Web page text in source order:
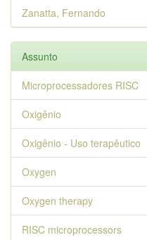
Zanatta, Fernando
Assunto
Microprocessadores RISC
Oxigênio
Oxigênio - Uso terapêutico
Oxygen
Oxygen therapy
RISC microprocessors